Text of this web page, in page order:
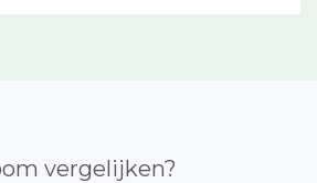
vergelijken?